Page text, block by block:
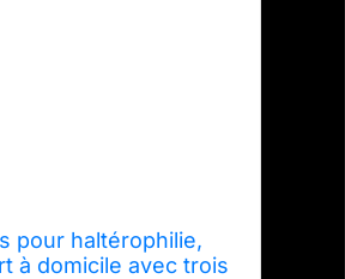
pour haltérophilie,
à domicile avec trois